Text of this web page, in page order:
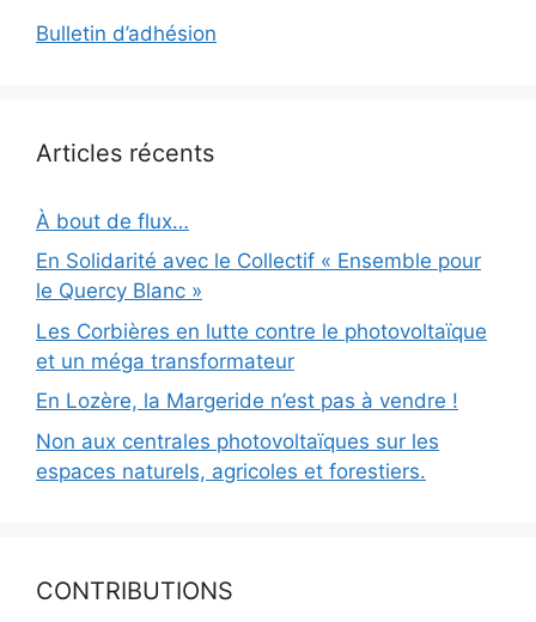
Bulletin d’adhésion
Articles récents
À bout de flux…
En Solidarité avec le Collectif « Ensemble pour
le Quercy Blanc »
Les Corbières en lutte contre le photovoltaïque
et un méga transformateur
En Lozère, la Margeride n’est pas à vendre !
Non aux centrales photovoltaïques sur les
espaces naturels, agricoles et forestiers.
CONTRIBUTIONS